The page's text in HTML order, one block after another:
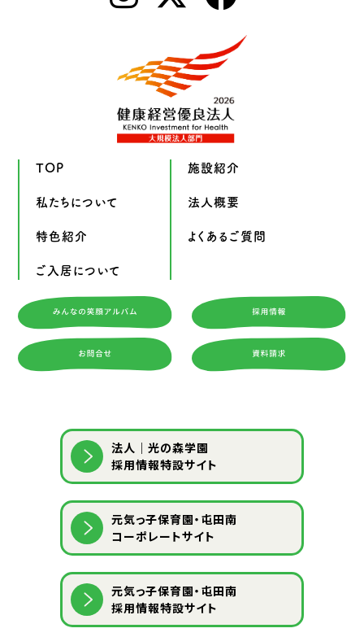
TOP
私たちについて
特色紹介
ご入居について
施設紹介
法人概要
よくあるご質問
法人｜光の森学園
採用情報特設サイト
元気っ子保育園・屯田南
コーポレートサイト
元気っ子保育園・屯田南
採用情報特設サイト